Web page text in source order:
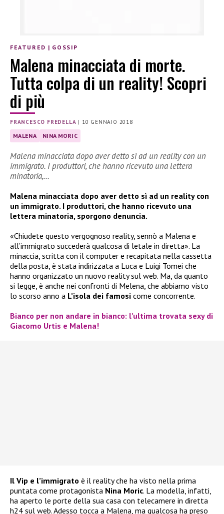
FEATURED | GOSSIP
Malena minacciata di morte.
Tutta colpa di un reality! Scopri
di più
FRANCESCO FREDELLA | 10 GENNAIO 2018
MALENA NINA MORIC
Malena minacciata dopo aver detto sì ad un reality con un
immigrato. I produttori, che hanno ricevuto una lettera
minatoria,…
Malena minacciata dopo aver detto sì ad un reality con
un immigrato. I produttori, che hanno ricevuto una
lettera minatoria, sporgono denuncia.
«Chiudete questo vergognoso reality, sennò a Malena e
all’immigrato succederà qualcosa di letale in diretta». La
minaccia, scritta con il computer e recapitata nella cassetta
della posta, è stata indirizzata a Luca e Luigi Tomei che
hanno organizzato un nuovo reality sul web. Ma, da quanto
si legge, è anche nei confronti di Melena, che abbiamo visto
lo scorso anno a L’isola dei famosi come concorrente.
Bianco per non andare in bianco: l’ultima trovata sexy di
Giacomo Urtis e Malena!
Il Vip e l’immigrato è il reality che ha visto nella prima
puntata come protagonista Nina Moric. La modella, infatti,
ha aperto le porte della sua casa con telecamere in diretta
h24 sul web. Adesso tocca a Malena, ma qualcosa ha preso